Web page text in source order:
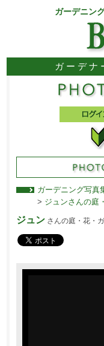
ガーデニン
ガーデナ
ガーデニング写真
> ジュンさんの庭
ジュンさんの庭・花・